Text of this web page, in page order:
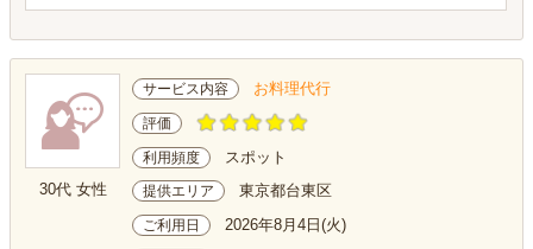
30代 女性
サービス内容 お料理代行
評価
利用頻度 スポット
提供エリア 東京都台東区
ご利用日 2026年8月4日(火)